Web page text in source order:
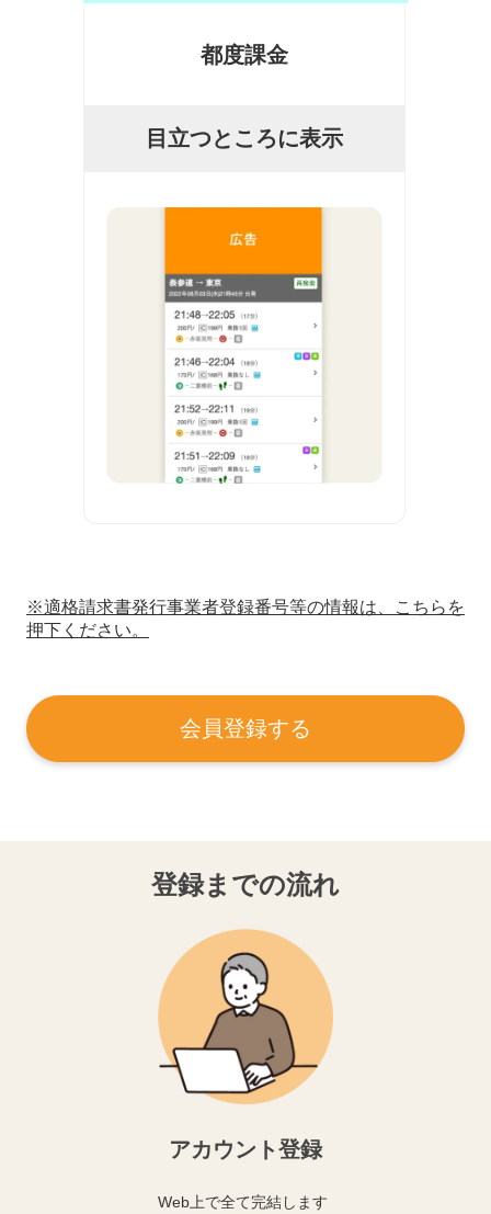
都度課金
目立つところに表示
※適格請求書発行事業者登録番号等の情報は、こちらを
押下ください。
会員登録する
登録までの流れ
アカウント登録
Web上で全て完結します